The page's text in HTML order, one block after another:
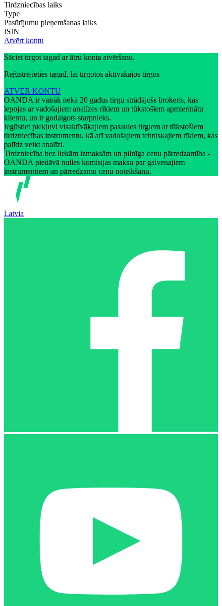
Tirdzniecības laiks
Type
Pasūtījumu pieņemšanas laiks
ISIN
Atvērt kontu
Sāciet tirgot tagad ar ātru konta atvēršanu.
Reģistrējieties tagad, lai tirgotos aktīvākajos tirgos
ATVER KONTU
OANDA ir vairāk nekā 20 gadus tirgū strādājošs brokeris, kas
lepojas ar vadošajiem analīzes rīkiem un tūkstošiem apmierinātu
klientu, un ir godalgots starpnieks.
Iegūstiet piekļuvi visaktīvākajiem pasaules tirgiem ar tūkstošiem
tirdzniecības instrumentu, kā arī vadošajiem tehniskajiem rīkiem, kas
palīdz veikt analīzi.
Tirdzniecība bez liekām izmaksām un pilnīga cenu pārredzamība -
OANDA piedāvā nulles komisijas maksu par galvenajiem
instrumentiem un pārredzamu cenu noteikšanu.
Latvia